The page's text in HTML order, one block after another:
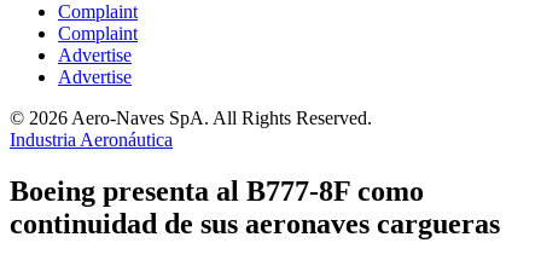
Complaint
Complaint
Advertise
Advertise
© 2026 Aero-Naves SpA. All Rights Reserved.
Industria Aeronáutica
Boeing presenta al B777-8F como
continuidad de sus aeronaves cargueras